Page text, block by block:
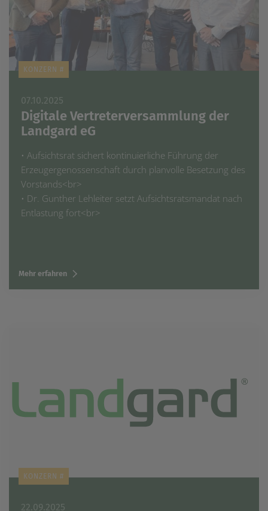
KONZERN #
07.10.2025
Digitale Vertreterversammlung der
Landgard eG
• Aufsichtsrat sichert kontinuierliche Führung der
Erzeugergenossenschaft durch planvolle Besetzung des
Vorstands<br>
• Dr. Gunther Lehleiter setzt Aufsichtsratsmandat nach
Entlastung fort<br>
Mehr erfahren
KONZERN #
22.09.2025